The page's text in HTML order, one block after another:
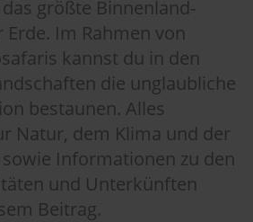
größte Binnenland-
Erde. Im Rahmen von
kannst du in den
die unglaubliche
bestaunen. Alles
Natur, dem Klima und der
sowie Informationen zu den
und Unterkünften
Beitrag.